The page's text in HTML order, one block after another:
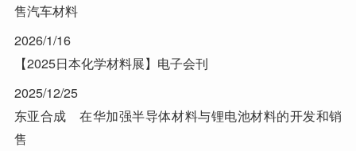
售汽车材料
2026/1/16
【2025日本化学材料展】电子会刊
2025/12/25
东亚合成 在华加强半导体材料与锂电池材料的开发和销
售